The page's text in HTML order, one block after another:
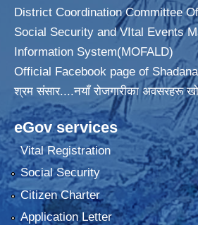
District Coordination Committee
Social Security and VItal Events
Information System(MOFALD)
Official Facebook page of
श्रम संसार....नयाँ रोजगारीका अवसरहरू
eGov services
Vital Registration
Social Security
Citizen Charter
Application Letter